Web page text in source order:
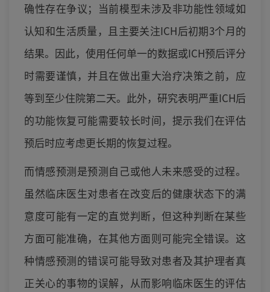
确性存在争议；当前模型未涉及非功能性领域如
认知和生活质量，且主要关注ICH后初期3个月的
结果。因此，使用任何单一的数据或ICH预后评分
时需要谨慎，并且在做出重大治疗决策之前，应
等到至少住院第二天。此外，研究表明严重ICH后
的功能恢复可能需要较长时间，提示我们在评估
预后时应考虑更长期的恢复过程。
而情感预测是预测自己或他人未来感受的过程。
虽然临床医生对患者在改变后的健康状态下的满
意度可能有一定的直觉判断，但这种判断在某些
方面可能准确，在其他方面则可能完全错误。这
种情感预测的错误可能导致对患者及其护理者真
正关心的事物的误解，从而影响临床医生的评估